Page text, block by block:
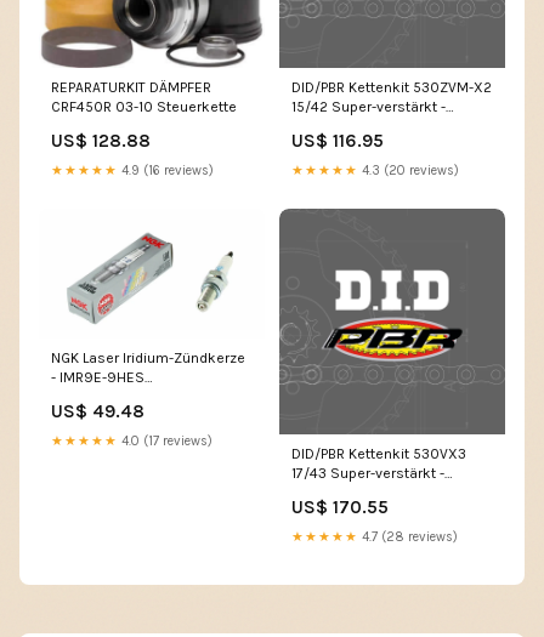
REPARATURKIT DÄMPFER
CRF450R 03-10 Steuerkette
US$ 128.88
★★★★★ 4.9 (16 reviews)
DID/PBR Kettenkit 530ZVM-X2
15/42 Super-verstärkt -
& Einspritzung
US$ 116.95
★★★★★ 4.3 (20 reviews)
NGK Laser Iridium-Zündkerze
- IMR9E-9HES
US$ 49.48
★★★★★ 4.0 (17 reviews)
DID/PBR Kettenkit 530VX3
17/43 Super-verstärkt -
Fahrradreifen
US$ 170.55
★★★★★ 4.7 (28 reviews)